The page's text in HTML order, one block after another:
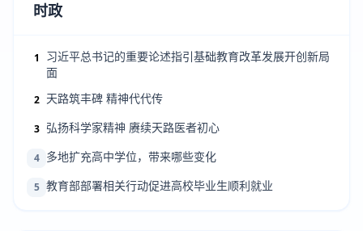
时政
1
习近平总书记的重要论述指引基础教育改革发展开创新局
面
2 天路筑丰碑 精神代代传
3 弘扬科学家精神 赓续天路医者初心
4 多地扩充高中学位，带来哪些变化
5 教育部部署相关行动促进高校毕业生顺利就业